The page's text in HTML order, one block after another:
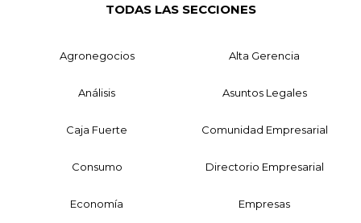
TODAS LAS SECCIONES
Agronegocios Alta Gerencia
Análisis Asuntos Legales
Caja Fuerte Comunidad Empresarial
Consumo Directorio Empresarial
Economía Empresas